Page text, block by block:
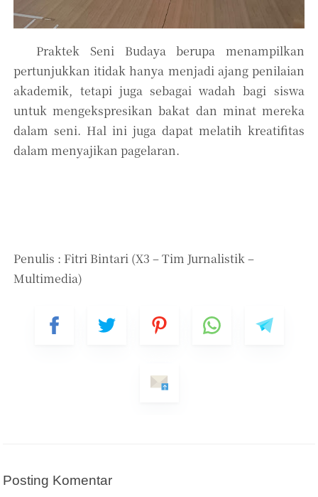
Praktek Seni Budaya berupa menampilkan
pertunjukkan itidak hanya menjadi ajang penilaian
akademik, tetapi juga sebagai wadah bagi siswa
untuk mengekspresikan bakat dan minat mereka
dalam seni. Hal ini juga dapat melatih kreatifitas
dalam menyajikan pagelaran.
Penulis : Fitri Bintari (X3 – Tim Jurnalistik –
Multimedia)
Posting Komentar
Nomor Ponsel
Pesan/Pertanyaan